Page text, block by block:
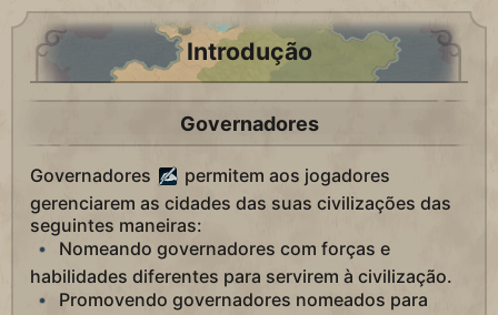
Introdução
Governadores
Governadores
permitem aos jogadores
gerenciarem as cidades das suas civilizações das
seguintes maneiras:
Nomeando governadores com forças e
habilidades diferentes para servirem à civilização.
Promovendo governadores nomeados para